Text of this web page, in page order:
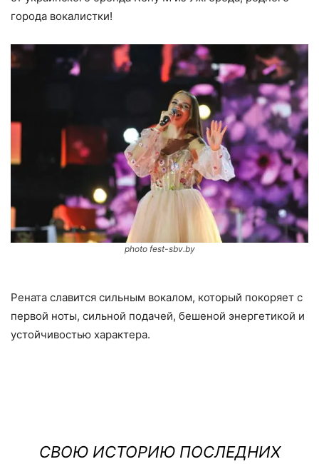
города вокалистки!
photo fest-sbv.by
Рената славится сильным вокалом, который покоряет с
первой ноты, сильной подачей, бешеной энергетикой и
устойчивостью характера.
СВОЮ ИСТОРИЮ ПОСЛЕДНИХ